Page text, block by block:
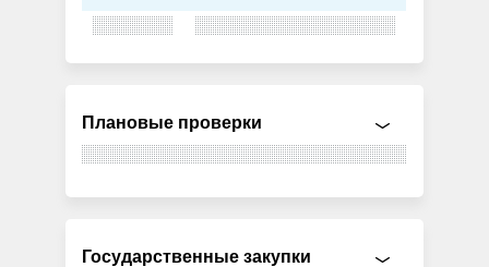
Плановые проверки
Государственные закупки